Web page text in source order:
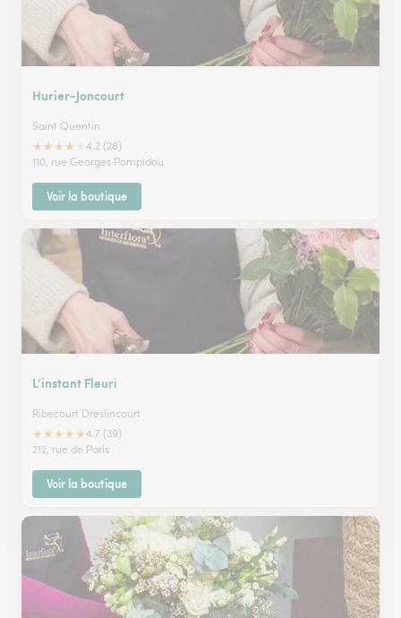
Hurier-Joncourt
Saint Quentin
★★★★
4.2 (26)
110, rue Georges Pompidou
Voir la boutique
L’instant Fleuri
Ribecourt Dreslincourt
★★★★★4.7 (39)
212, rue de Paris
Voir la boutique